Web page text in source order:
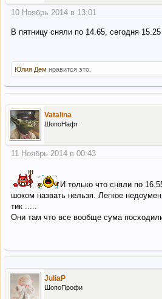
10 Ноябрь 2014 в 13:01
В пятницу сняли по 14.65, сегодня 15.25
Юлия Дем нравится это.
Vatalina
ШопоНафт
11 Ноябрь 2014 в 00:43
И только что сняли по
шоком назвать нельзя. Легкое
тик .....
Они там что все вообще сума
JuliaP
ШопоПрофи